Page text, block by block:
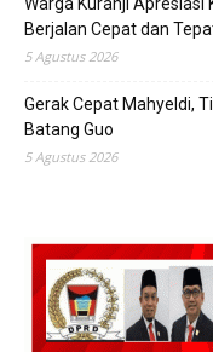
Berjalan Cepat dan
5 Agustus 2026
Gerak Cepat Mahyeldi,
Batang Guo
5 Agustus 2026